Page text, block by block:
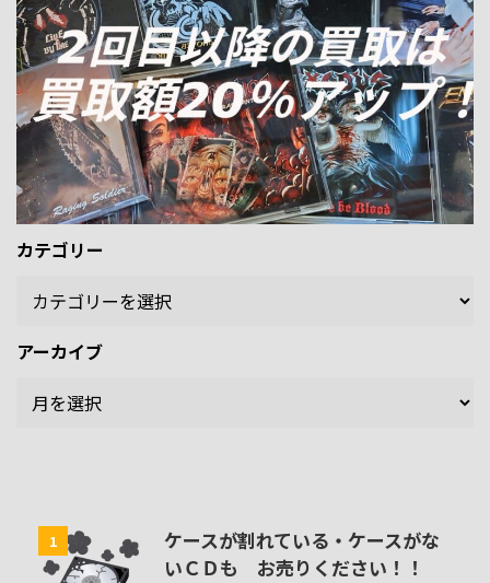
カテゴリー
アーカイブ
1
ケースが割れている・ケースがな
いＣＤも お売りください！！